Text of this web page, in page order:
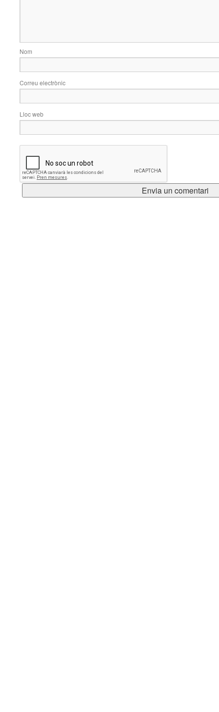
Nom
Correu electrònic
Lloc web